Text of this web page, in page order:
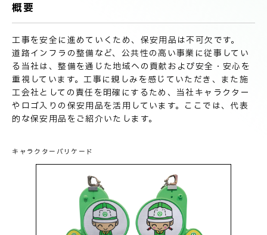
製品情報
INFORMATION
お知らせ
お取引先の皆様へ
概要
工事を安全に進めていくため、保安用品は不可欠です。
道路インフラの整備など、公共性の高い事業に従事してい
る当社は、整備を通じた地域への貢献および安全・安心を
重視しています。工事に親しみを感じていただき、また施
工会社としての責任を明確にするため、当社キャラクター
やロゴ入りの保安用品を活用しています。ここでは、代表
的な保安用品をご紹介いたします。
キャラクターバリケード